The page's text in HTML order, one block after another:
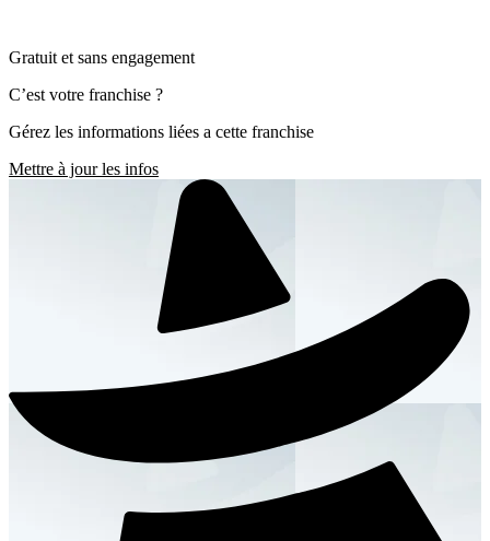
Gratuit et sans engagement
C’est votre franchise ?
Gérez les informations liées a cette franchise
Mettre à jour les infos